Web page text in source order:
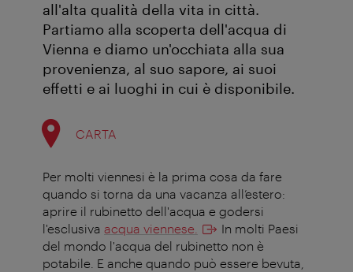
all'alta qualità della vita in città.
Partiamo alla scoperta dell'acqua di
Vienna e diamo un'occhiata alla sua
provenienza, al suo sapore, ai suoi
effetti e ai luoghi in cui è disponibile.
CARTA
Per molti viennesi è la prima cosa da fare
quando si torna da una vacanza all’estero:
aprire il rubinetto dell'acqua e godersi
l'esclusiva acqua viennese
In molti Paesi
del mondo l'acqua del rubinetto non è
potabile. E anche quando può essere bevuta,